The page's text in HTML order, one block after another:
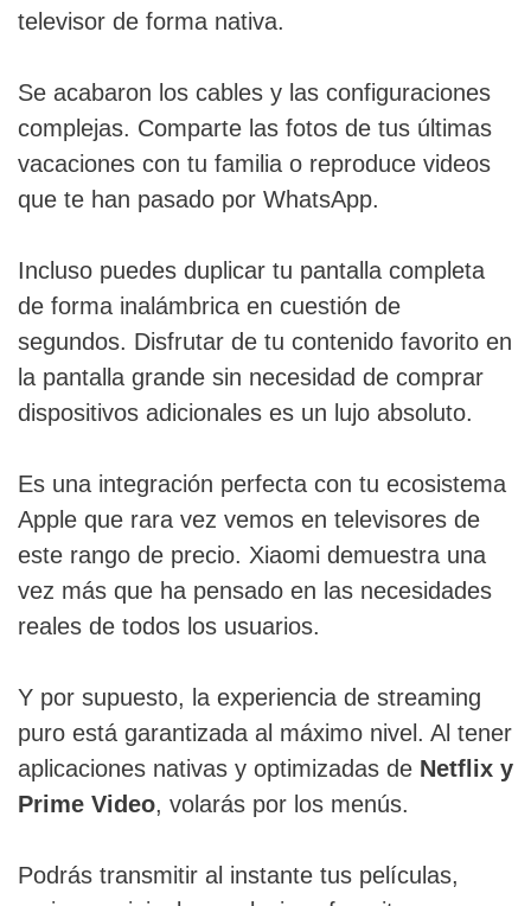
televisor de forma nativa.
Se acabaron los cables y las configuraciones
complejas. Comparte las fotos de tus últimas
vacaciones con tu familia o reproduce videos
que te han pasado por WhatsApp.
Incluso puedes duplicar tu pantalla completa
de forma inalámbrica en cuestión de
segundos. Disfrutar de tu contenido favorito en
la pantalla grande sin necesidad de comprar
dispositivos adicionales es un lujo absoluto.
Es una integración perfecta con tu ecosistema
Apple que rara vez vemos en televisores de
este rango de precio. Xiaomi demuestra una
vez más que ha pensado en las necesidades
reales de todos los usuarios.
Y por supuesto, la experiencia de streaming
puro está garantizada al máximo nivel. Al tener
aplicaciones nativas y optimizadas de Netflix y
Prime Video, volarás por los menús.
Podrás transmitir al instante tus películas,